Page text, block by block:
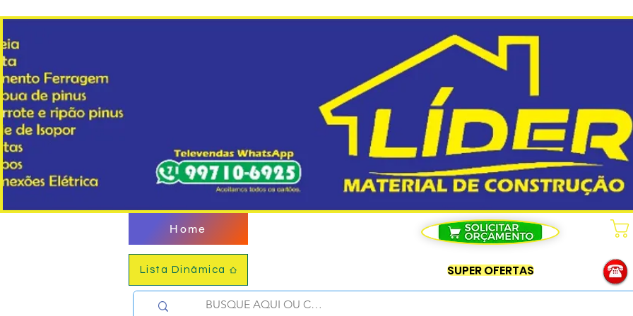
Home
Lista Dinâmica SUPER OFERTAS